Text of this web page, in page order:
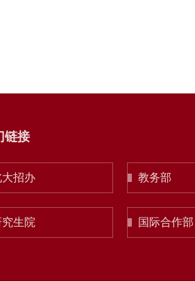
链接
大招办 教务部
生院 国际合作部